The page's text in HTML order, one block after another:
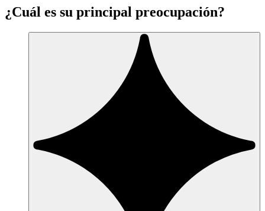
¿Cuál es su principal preocupación?